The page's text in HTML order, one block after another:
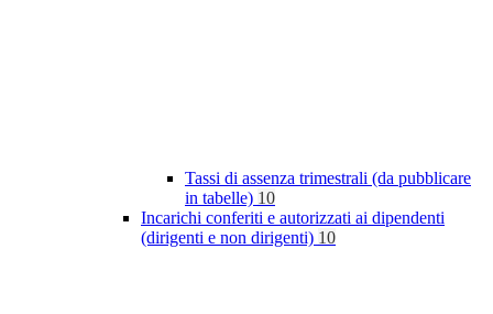
Tassi di assenza trimestrali (da pubblicare
in tabelle) 10
Incarichi conferiti e autorizzati ai dipendenti
(dirigenti e non dirigenti) 10